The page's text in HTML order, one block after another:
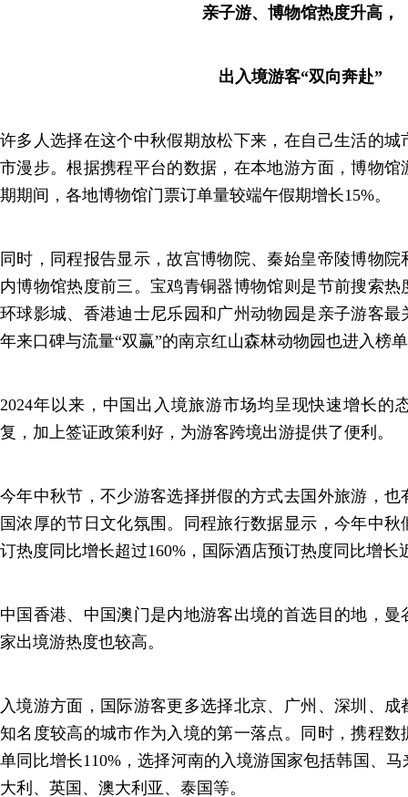
亲子游、博物馆热度升高，
出入境游客“双向奔赴”
许多人选择在这个中秋假期放松下来，在自己生活的
市漫步。根据携程平台的数据，在本地游方面，博物
期期间，各地博物馆门票订单量较端午假期增长15%。
同时，同程报告显示，故宫博物院、秦始皇帝陵博物
内博物馆热度前三。宝鸡青铜器博物馆则是节前搜索
环球影城、香港迪士尼乐园和广州动物园是亲子游客
年来口碑与流量“双赢”的南京红山森林动物园也进入榜
2024年以来，中国出入境旅游市场均呈现快速增长的
复，加上签证政策利好，为游客跨境出游提供了便利。
今年中秋节，不少游客选择拼假的方式去国外旅游，
国浓厚的节日文化氛围。同程旅行数据显示，今年中
订热度同比增长超过160%，国际酒店预订热度同比增长
中国香港、中国澳门是内地游客出境的首选目的地，
家出境游热度也较高。
入境游方面，国际游客更多选择北京、广州、深圳、
知名度较高的城市作为入境的第一落点。同时，携程
单同比增长110%，选择河南的入境游国家包括韩国、
大利、英国、澳大利亚、泰国等。